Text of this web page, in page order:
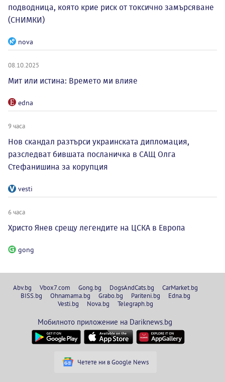
подводница, която крие риск от токсично замърсяване
(СНИМКИ)
nova
08.10.2025
Мит или истина: Времето ми влияе
edna
9 часа
Нов скандал разтърси украинската дипломация,
разследват бившата посланичка в САЩ Олга
Стефанишина за корупция
vesti
6 часа
Христо Янев срещу легендите на ЦСКА в Европа
gong
Abv.bg Vbox7.com Gong.bg DogsAndCats.bg
CarMarket.bg
BISS.bg
Ohnamama.bg Grabo.bg Pariteni.bg
Edna.bg
Vesti.bg
Nova.bg Telegraph.bg
Мобилното приложение на Dariknews.bg
Четете ни в Google News